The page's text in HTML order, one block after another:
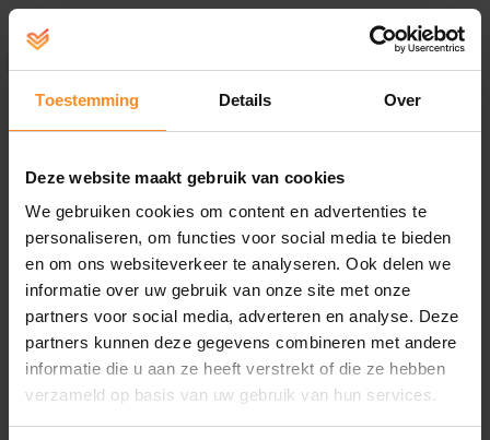
Toestemming Details Over
Deze website maakt gebruik van cookies
We gebruiken cookies om content en advertenties te
personaliseren, om functies voor social media te bieden
en om ons websiteverkeer te analyseren. Ook delen we
informatie over uw gebruik van onze site met onze
partners voor social media, adverteren en analyse. Deze
partners kunnen deze gegevens combineren met andere
informatie die u aan ze heeft verstrekt of die ze hebben
verzameld op basis van uw gebruik van hun services.
≡
Sporten, bewegen en actief bezig zijn is leuker met vrienden en
zeker als jij daarvoor wordt beloond met een leuke korting. Klik op
en stuur je vrienden jouw persoonlijke link door. Als iemand zich
inschrijft via deze link, krijg jij credits op je account ter waarde van
5% van het bedrag dat je vriend betaalt. Met deze credits kan je dan
inschrijven voor een volgende wedstrijd. Hoe meer mensen je
uitnodigt, hoe meer je kan sparen!